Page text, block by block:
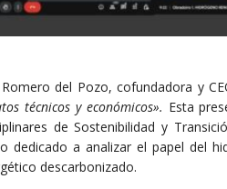
del Pozo, cofundadora y
técnicos y económicos». Esta
de Sostenibilidad y
dedicado a analizar el papel del
descarbonizado.